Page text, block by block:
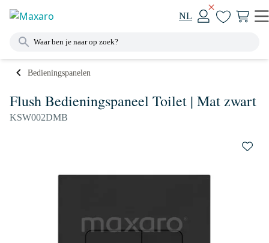
NL
Bedieningspanelen
Flush Bedieningspaneel Toilet | Mat zwart
KSW002DMB